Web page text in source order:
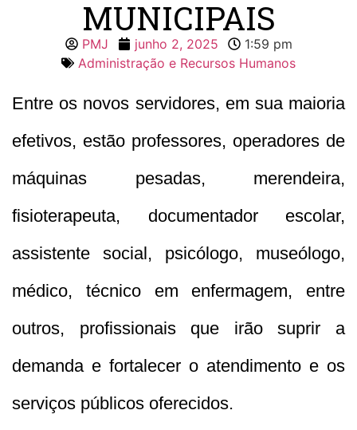
MUNICIPAIS
PMJ junho 2, 2025
1:59 pm
Administração e Recursos Humanos
Entre os novos servidores, em sua maioria
efetivos, estão professores, operadores de
máquinas pesadas, merendeira,
fisioterapeuta, documentador escolar,
assistente social, psicólogo, museólogo,
médico, técnico em enfermagem, entre
outros, profissionais que irão suprir a
demanda e fortalecer o atendimento e os
serviços públicos oferecidos.